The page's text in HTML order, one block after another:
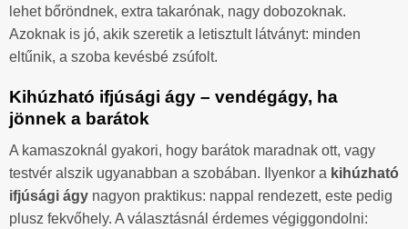
lehet bőröndnek, extra takarónak, nagy dobozoknak.
Azoknak is jó, akik szeretik a letisztult látványt: minden
eltűnik, a szoba kevésbé zsúfolt.
Kihúzható ifjúsági ágy – vendégágy, ha
jönnek a barátok
A kamaszoknál gyakori, hogy barátok maradnak ott, vagy
testvér alszik ugyanabban a szobában. Ilyenkor a kihúzható
ifjúsági ágy nagyon praktikus: nappal rendezett, este pedig
plusz fekvőhely. A választásnál érdemes végiggondolni: